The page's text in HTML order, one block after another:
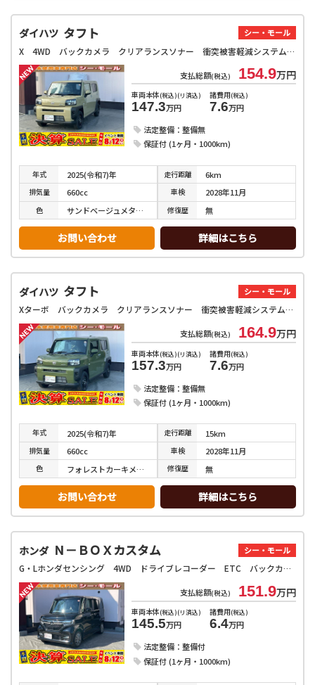
ダイハツ タフト シー・モール
X 4WD バックカメラ クリアランスソナー 衝突被害軽減システム オートライト LEDヘッドランプ スマートキー アイドリングストップ 電動格納ミラー サンルーフ CVT 盗難防止システム ABS
支払総額(税込) 154.9万円
車両本体(税込)(リ済込)
147.3万円
諸費用(税込)
7.6万円
法定整備：整備無
保証付 (1ヶ月・1000km)
年式 2025(令和7)年 走行距離 6km
排気量 660cc 車検 2028年11月
色 サンドベージュメタリック 修復歴 無
お問い合わせ 詳細はこちら
ダイハツ タフト シー・モール
Xターボ バックカメラ クリアランスソナー 衝突被害軽減システム オートライト LEDヘッドランプ スマートキー アイドリングストップ 電動格納ミラー サンルーフ CVT 盗難防止システム ABS ESC
支払総額(税込) 164.9万円
車両本体(税込)(リ済込)
157.3万円
諸費用(税込)
7.6万円
法定整備：整備無
保証付 (1ヶ月・1000km)
年式 2025(令和7)年 走行距離 15km
排気量 660cc 車検 2028年11月
色 フォレストカーキメタリック 修復歴 無
お問い合わせ 詳細はこちら
ホンダ Ｎ－ＢＯＸカスタム シー・モール
G・Lホンダセンシング 4WD ドライブレコーダー ETC バックカメラ 両側電動スライドドア ナビ クリアランスソナー オートクルーズコントロール レーンアシスト 衝突被害軽減システム オートライト スマートキー
支払総額(税込) 151.9万円
車両本体(税込)(リ済込)
145.5万円
諸費用(税込)
6.4万円
法定整備：整備付
保証付 (1ヶ月・1000km)